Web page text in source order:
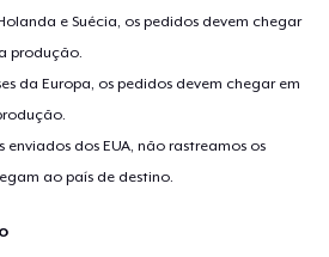
e Suécia, os pedidos devem chegar
produção.
da Europa, os pedidos devem chegar em
dos EUA, não rastreamos os
ao país de destino.